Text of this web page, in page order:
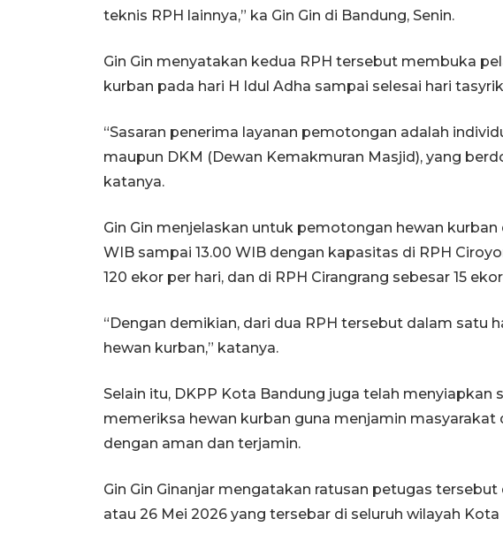
teknis RPH lainnya,” ka Gin Gin di Bandung, Senin.
Gin Gin menyatakan kedua RPH tersebut membuka
kurban pada hari H Idul Adha sampai selesai hari
“Sasaran penerima layanan pemotongan adalah
maupun DKM (Dewan Kemakmuran Masjid), yang
katanya.
Gin Gin menjelaskan untuk pemotongan hewan
WIB sampai 13.00 WIB dengan kapasitas di RPH
120 ekor per hari, dan di RPH Cirangrang sebesar 15
“Dengan demikian, dari dua RPH tersebut dalam satu
hewan kurban,” katanya.
Selain itu, DKPP Kota Bandung juga telah menyiapkan
memeriksa hewan kurban guna menjamin
dengan aman dan terjamin.
Gin Gin Ginanjar mengatakan ratusan petugas tersebut
atau 26 Mei 2026 yang tersebar di seluruh wilayah Kota